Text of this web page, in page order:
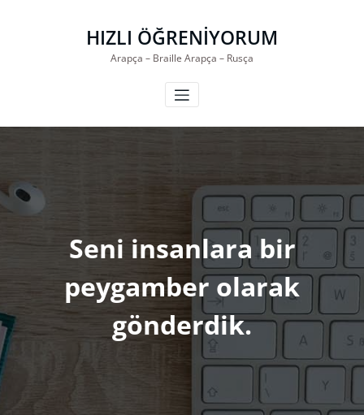
HIZLI ÖĞRENİYORUM
Arapça – Braille Arapça – Rusça
Seni insanlara bir
peygamber olarak
gönderdik.